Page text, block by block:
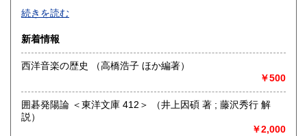
☆☆☆かもがわ書店内の書籍検索は、このページの上部にあ
る「書店内検索」に探したい本のキーワードを入力して検索
ボタンを押して下さい
沿線名：京都市営地下鉄
最寄駅：北大路
定休日：不定休
書籍の買取について
続きを読む
新着情報
西洋音楽の歴史 （高橋浩子 ほか編著）
￥500
囲碁発陽論 ＜東洋文庫 412＞ （井上因碩 著 ; 藤沢秀行 解
説）
￥2,000